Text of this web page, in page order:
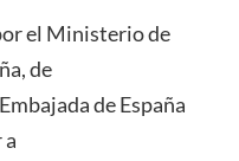
el Ministerio de
de
de España